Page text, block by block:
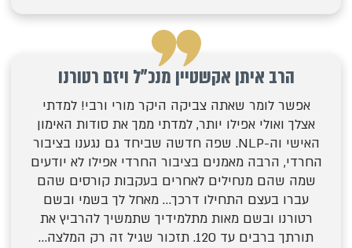
הרב איתן אקשטיין מנכ"ל ויזם רטורנו
אפשר לומר שאתה צביקה היקר מורי ורבי! למדתי
אצלך ואולי אפילו יותר, למדתי ממך את סודות האימון
האישי וה-NLP. שפה חדשה שביחד גם נגענו בציבור
החרדי, הרבה מאמנים בציבור החרדי אפילו לא יודעים
שמה שהם מנחילים לאחרים בעקבות קורסים שהם
עברו בעצם התחילו דרכך… מאחל לך בשמי ובשם
רטורנו ובשם מאות מתלמידיך שתמשיך להרביץ את
תורתך ברבים עד 120. תזכור שגיל זה רק המלצה…